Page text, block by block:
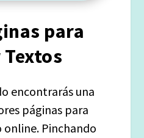
para
encontrarás una
páginas para
Pinchando